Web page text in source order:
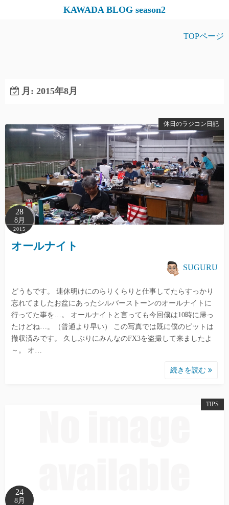
プ
KAWADA BLOG season2
TOPページ
月: 2015年8月
休日のラジコン日記
28
8月
2015
オールナイト
SUGURU
どうもです。 連休明けにのらりくらりと仕事してたらすっかり
忘れてましたお盆にあったシルバーストーンのオールナイトに
行ってた事を…。 オールナイトと言っても今回僕は10時に帰っ
たけどね…。（普通より早い） この写真では既に僕のピットは
撤収済みです。 久しぶりにみんなのFX3を盗撮して来ましたよ
～。 オ…
続きを読む
TIPS
24
8月